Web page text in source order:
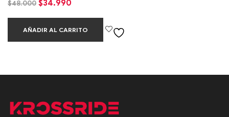
$48.000 $34.990
AÑADIR AL CARRITO